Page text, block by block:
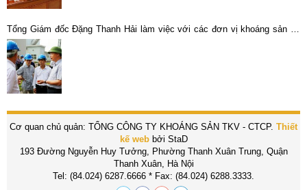
Tổng Giám đốc Đặng Thanh Hải làm việc với các đơn vị khoáng sản tại
Cao Bằng
Cơ quan chủ quản: TỔNG CÔNG TY KHOÁNG SẢN TKV - CTCP. Thiết
kế webbởi StaD
193 Đường Nguyễn Huy Tưởng, Phường Thanh Xuân Trung, Quận
Thanh Xuân, Hà Nội
Tel: (84.024) 6287.6666 * Fax: (84.024) 6288.3333.